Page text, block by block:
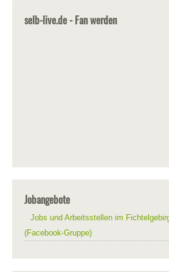
selb-live.de - Fan werden
Jobangebote
Jobs und Arbeitsstellen im
(Facebook-Gruppe)